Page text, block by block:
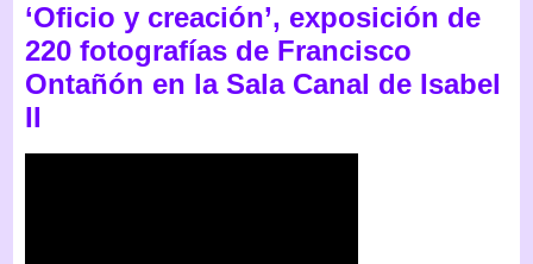
‘Oficio y creación’, exposición de
220 fotografías de Francisco
Ontañón en la Sala Canal de Isabel
II